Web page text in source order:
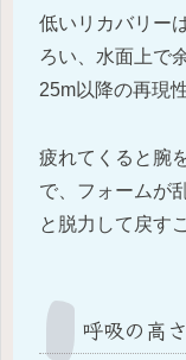
低いリカバリー
ろい、水面上で
25m以降の再現
疲れてくると腕
で、フォームが
と脱力して戻す
呼吸の高さ